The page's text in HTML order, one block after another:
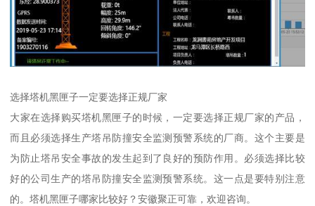
选择塔机黑匣子一定要选择正规厂家
大家在选择购买塔机黑匣子的时候，一定要选择正规厂家的产品，
而且必须选择生产塔吊防撞安全监测预警系统的厂商。这个主要是
为防止塔吊安全事故的发生起到了良好的预防作用。必须选择比较
好的公司生产的塔吊防撞安全监测预警系统。这一点是要特别注意
的。塔机黑匣子哪家比较好？安徽聚正可靠，欢迎咨询。